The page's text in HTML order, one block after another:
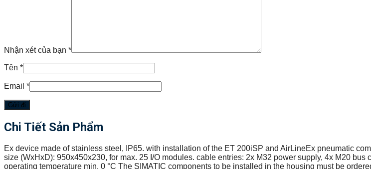
Nhận xét của bạn *
Tên *
Email *
Chi Tiết Sản Phẩm
Ex device made of stainless steel, IP65. with installation of the ET 200iSP and AirLineEx pneumatic
size (WxHxD): 950x450x230, for max. 25 I/O modules. cable entries: 2x M32 power supply, 4x M20
operating temperature min. 0 °C The SIMATIC components to be installed in the housing must be